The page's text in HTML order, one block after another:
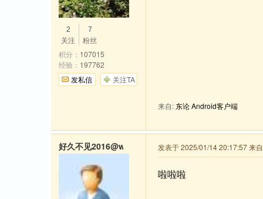
来自:东论 Android客户端
2
关注
7
粉丝
积分： 107015
经验： 197762
发私信
关注TA
发表于 2025/01/14 20:17:57 来
啦啦啦
好久不见2016@wechat